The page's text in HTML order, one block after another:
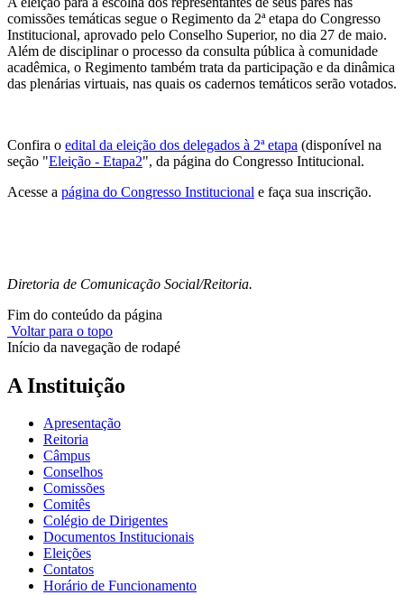
comissões temáticas segue o Regimento da 2ª etapa do Congresso
Institucional, aprovado pelo Conselho Superior, no dia 27 de maio.
Além de disciplinar o processo da consulta pública à comunidade
acadêmica, o Regimento também trata da participação e da dinâmica
das plenárias virtuais, nas quais os cadernos temáticos serão votados.
Confira o edital da eleição dos delegados à 2ª etapa (disponível na
seção "Eleição - Etapa2", da página do Congresso Intitucional.
Acesse a página do Congresso Institucional e faça sua inscrição.
Diretoria de Comunicação Social/Reitoria.
Fim do conteúdo da página
Voltar para o topo
Início da navegação de rodapé
A Instituição
Apresentação
Reitoria
Câmpus
Conselhos
Comissões
Comitês
Colégio de Dirigentes
Documentos Institucionais
Eleições
Contatos
Horário de Funcionamento